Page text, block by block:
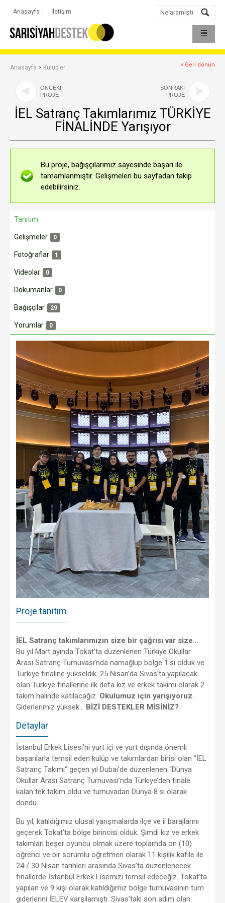
Anasayfa İletişim
Anasayfa > Kulüpler < Geri dönün
ÖNCEKİ
PROJE
İEL Satranç Takımlarımız TÜRKİYE
FİNALİNDE Yarışıyor
SONRAKİ
PROJE
Bu proje, bağışçılarımız sayesinde başarı ile
tamamlanmıştır. Gelişmeleri bu sayfadan takip
edebilirsiniz.
Tanıtım
Gelişmeler 0
Fotoğraflar 1
Videolar 0
Dokümanlar 0
Bağışçılar 29
Yorumlar 0
Proje tanıtım
İEL Satranç takımlarımızın size bir çağrısı var size…
Bu yıl Mart ayında Tokat’ta düzenlenen Türkiye Okullar
Arası Satranç Turnuvası’nda namağlup bölge 1.si olduk ve
Türkiye finaline yükseldik. 25 Nisan’da Sivas’ta yapılacak
olan Türkiye finallerine ilk defa kız ve erkek takımı olarak 2
takım halinde katılacağız. Okulumuz için yarışıyoruz.
Giderlerimiz yüksek… BİZİ DESTEKLER MİSİNİZ?
Detaylar
İstanbul Erkek Lisesi’ni yurt içi ve yurt dışında önemli
başarılarla temsil eden kulüp ve takımlardan birisi olan “İEL
Satranç Takımı” geçen yıl Dubai’de düzenlenen “Dünya
Okullar Arası Satranç Turnuvası’nda Türkiye’den finale
kalan tek takım oldu ve turnuvadan Dünya 8.si olarak
döndü.
Bu yıl, katıldığımız ulusal yarışmalarda ilçe ve il barajlarını
geçerek Tokat’ta bölge birincisi olduk. Şimdi kız ve erkek
takımları beşer oyuncu olmak üzere toplamda on (10)
öğrenci ve bir sorumlu öğretmen olarak 11 kişilik kafile ile
24 / 30 Nisan tarihleri arasında Sivas’ta düzenlenecek
finallerde İstanbul Erkek Lisemizi temsil edeceğiz. Tokat’ta
yapılan ve 9 kişi olarak katıldığımız bölge turnuvasının tüm
giderlerini İELEV karşılamıştı. Sivas’taki son adım olan